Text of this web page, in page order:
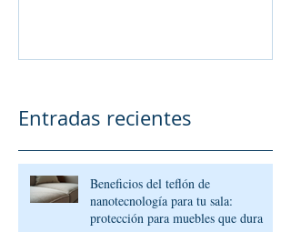
Entradas recientes
Beneficios del teflón de
nanotecnología para tu sala:
protección para muebles que dura